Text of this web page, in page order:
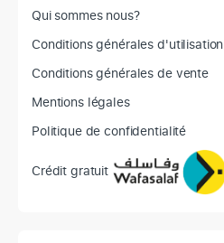
Qui sommes nous?
Conditions générales d'utilisation
Conditions générales de vente
Mentions légales
Politique de confidentialité
Crédit gratuit